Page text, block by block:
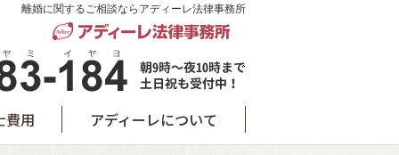
離婚に関するご相談ならアディーレ法律事務所
費用 アディーレについて